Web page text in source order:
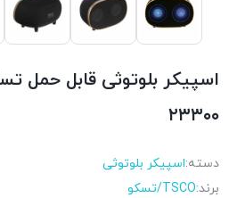
۲۳۳۰۰
دسته:اسپیکر بلوتوثی
برند:TSCO/تسکو